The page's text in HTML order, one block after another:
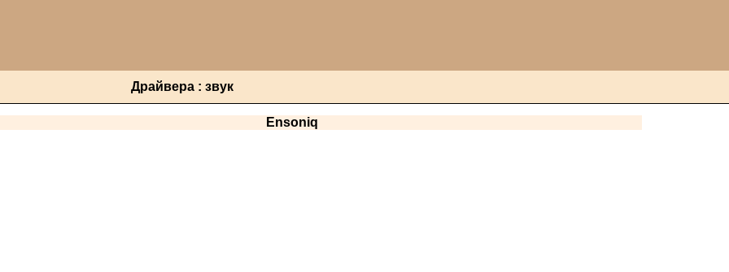
Драйвера : звук
Ensoniq